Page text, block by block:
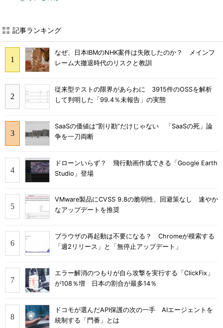
記事ランキング
なぜ、日本IBMのNHK案件は失敗したのか？ メインフ
レーム大撤退時代のリスクと教訓
従来型テストの限界があらわに 3915件のOSSを解析
して判明した「99.4％未報告」の実態
SaaSの価値は“割り勘”だけじゃない 「SaaSの死」論
争を一刀両断
ドローンいらず？ 飛行動画作成できる「Google Earth
Studio」登場
VMware製品にCVSS 9.8の脆弱性、回避策なし 速やか
なアップデートを推奨
ブラウザの再起動は不要になる？ Chromeが模索する
「週2リリース」と「無停止アップデート」
エラー解消のつもりが自ら攻撃を実行する「ClickFix」
が108％増 日本の割合が最多14％
ドコモが選んだAPI保護の次の一手 AIエージェントを
統制する「門番」とは